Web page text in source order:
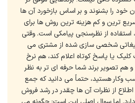
را بشنوند و بر اساس بازخورد آن ها
ترین و کم هزینه ترین روش ها برای
استفاده از نظرسنجی پیامکی است. وقتی
شخصی سازی شده از مشتری می
یا پاسخ کوتاه اعلام کند، هم نرخ
هم تصویر برند شما حرفه ای تر به نظر
وکار هستید، حتماً می دانید که جمع
اطلاع از نظرات آن ها چقدر در رشد فروش